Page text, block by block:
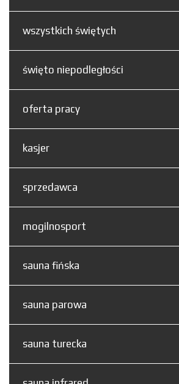
wszystkich świętych
święto niepodległości
oferta pracy
kasjer
sprzedawca
mogilnosport
sauna fińska
sauna parowa
sauna turecka